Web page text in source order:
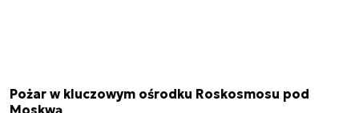
Pożar w kluczowym ośrodku Roskosmosu pod
Moskwą